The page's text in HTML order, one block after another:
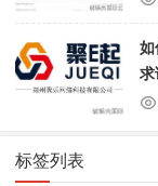
如
求
标签列表